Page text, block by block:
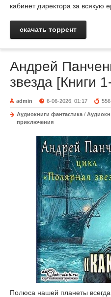
кабинет директора за всякую
скачать торрент
Андрей
звезда [Книги
admin 6-06-2026, 01:17 556
Аудиокниги фантастика /
приключения
Полюса нашей планеты